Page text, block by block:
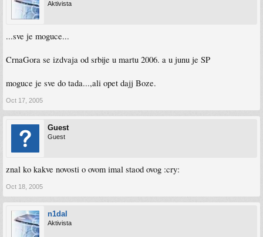
Aktivista
...sve je moguce...
CrnaGora se izdvaja od srbije u martu 2006. a u junu je SP
moguce je sve do tada...,ali opet dajj Boze.
Oct 17, 2005
Guest
Guest
znal ko kakve novosti o ovom imal staod ovog :cry:
Oct 18, 2005
n1dal
Aktivista